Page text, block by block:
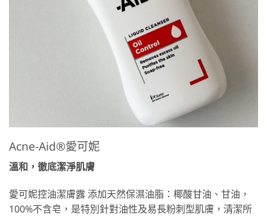
Acne-Aid®愛可妮
溫和，徹底潔淨肌膚
愛可妮控油潔膚露 添加天然保濕油脂：椰酸甘油、甘油，
100%不含皂，是特別針對油性及易長粉刺型肌膚，清潔所